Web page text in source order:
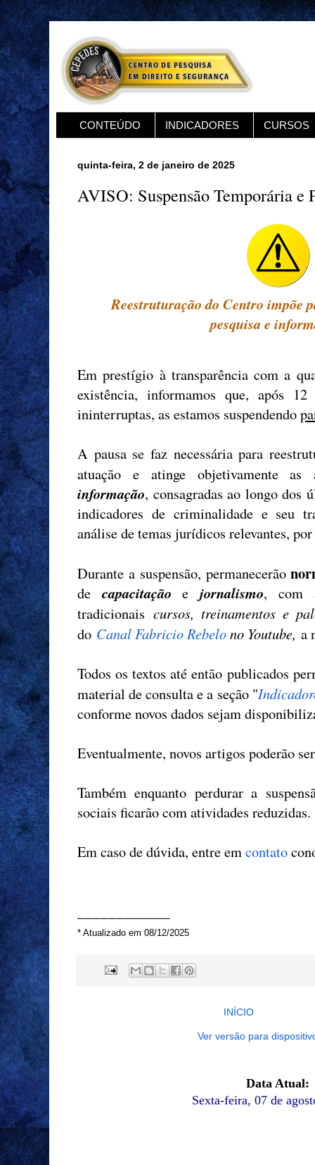
CONTEÚDO INDICADORES CURSOS
quinta-feira, 2 de janeiro de 2025
AVISO: Suspensão Temporária e
Reestruturação do Centro impõe
pesquisa e
Em prestígio à transparência com a
existência, informamos que, após
ininterruptas, as estamos suspendendo
A pausa se faz necessária para
atuação e atinge objetivamente as
informação, consagradas ao longo dos
indicadores de criminalidade e seu
análise de temas jurídicos relevantes,
Durante a suspensão, permanecerão
de capacitaçãoejornalismo, com
tradicionais cursos, treinamentos e
do Canal Fabricio Rebelono Youtube, a
Todos os textos até então publicados
material de consulta e a seção "
conforme novos dados sejam
Eventualmente, novos artigos poderão
Também enquanto perdurar a
sociais ficarão com atividades reduzidas.
Em caso de dúvida, entre emcontato
* Atualizado em 08/12/2025
INÍCIO
Ver versão para
Data Atual:
Sexta-feira, 07 de